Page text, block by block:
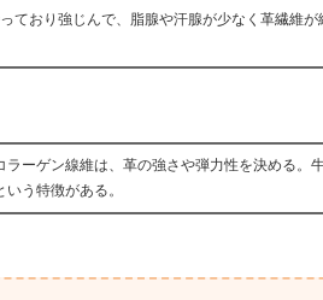
ており強じんで、脂腺や汗腺が少なく革繊維が
ーゲン線維は、革の強さや弾力性を決める。
う特徴がある。